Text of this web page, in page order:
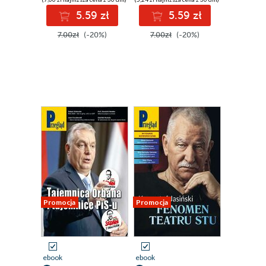
5.59 zł
7.00zł (-20%)
5.59 zł
7.00zł (-20%)
Promocja
ebook
Promocja
ebook